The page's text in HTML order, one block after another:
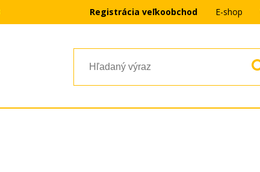
Registrácia veľkoobchod E-shop